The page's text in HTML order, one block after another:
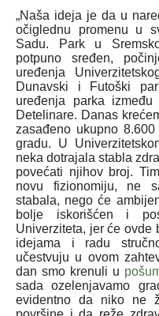
„Naša ideja je da u
očiglednu promenu u
Sadu. Park u
potpuno sređen,
uređenja
Dunavski i Futoški
uređenja parka
Detelinare. Danas
zasađeno ukupno
gradu. U
neka dotrajala stabla
povećati njihov broj.
novu fizionomiju, ne
stabala, nego će
bolјe iskorišćen i
Univerziteta, jer će ovde
idejama i radu
učestvuju u ovom
dan smo krenuli u
sada ozelenjavamo
evidentno da niko ne